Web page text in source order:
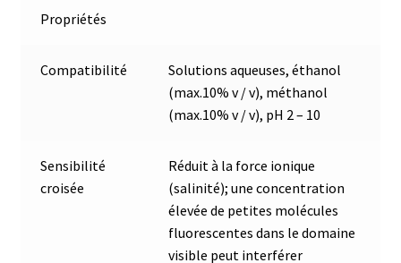
Compteur de colonies
Consommable – Cryogénie
Propriétés
Compatibilité
Solutions aqueuses, éthanol
(max.10% v / v), méthanol
(max.10% v / v), pH 2 – 10
Sensibilité
croisée
Réduit à la force ionique
(salinité); une concentration
élevée de petites molécules
fluorescentes dans le domaine
visible peut interférer